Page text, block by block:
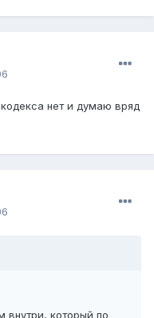
нет и думаю вряд
который по